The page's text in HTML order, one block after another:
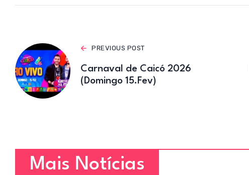
PREVIOUS POST
Carnaval de Caicó 2026
(Domingo 15.Fev)
Mais Notícias